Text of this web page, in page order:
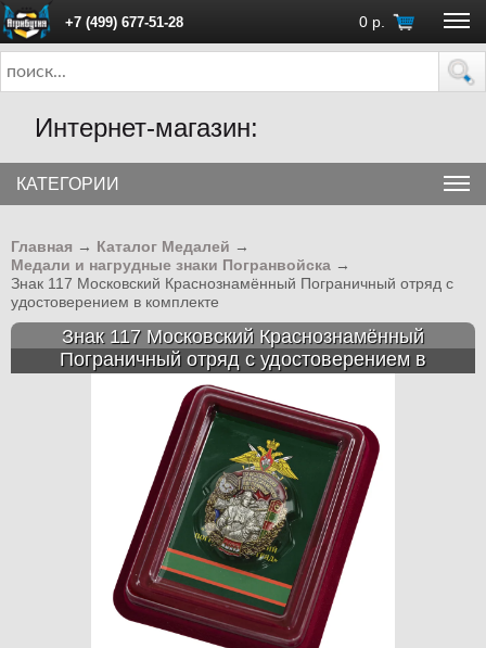
+7 (499) 677-51-28 0 р.
ПН - ПТ с 10:00 до 18:00 (Москва)
Интернет-магазин:
КАТЕГОРИИ
Главная → Каталог Медалей →
Медали и нагрудные знаки Погранвойска →
Знак 117 Московский Краснознамённый Пограничный отряд с
удостоверением в комплекте
Знак 117 Московский Краснознамённый
Пограничный отряд с удостоверением в
комплекте